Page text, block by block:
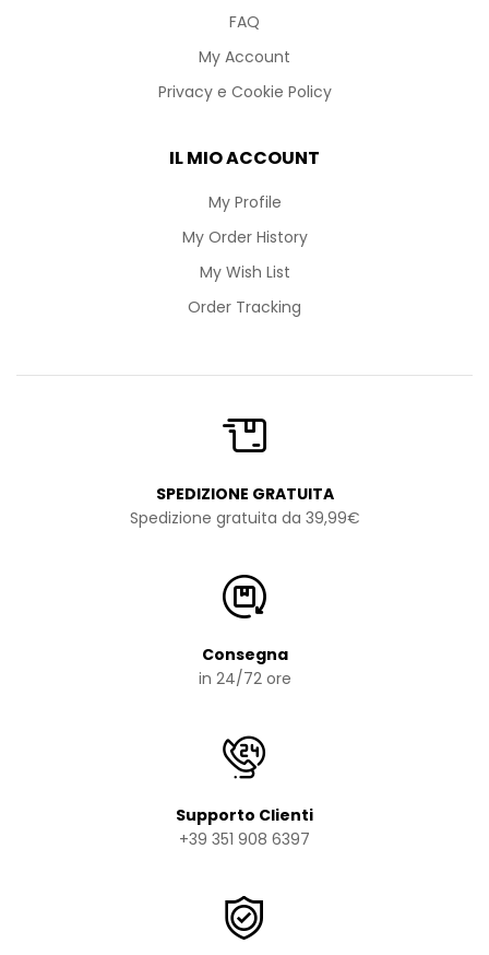
FAQ
My Account
Privacy e Cookie Policy
IL MIO ACCOUNT
My Profile
My Order History
My Wish List
Order Tracking
SPEDIZIONE GRATUITA
Spedizione gratuita da 39,99€
Consegna
in 24/72 ore
Supporto Clienti
+39 351 908 6397